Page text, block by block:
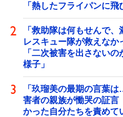
「熱したフライパンに飛
「救助隊は何もせんで、
レスキュー隊が救えな
「二次被害を出さない
様子」
「玖瑠美の最期の言葉
害者の親族が慟哭の証
かった自分たちを責め